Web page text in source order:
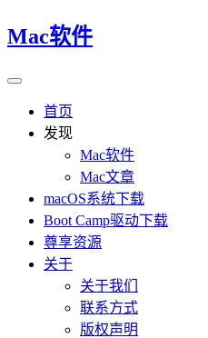
Mac软件
首页
发现
Mac软件
Mac文章
macOS系统下载
Boot Camp驱动下载
尊享资源
关于
关于我们
联系方式
版权声明